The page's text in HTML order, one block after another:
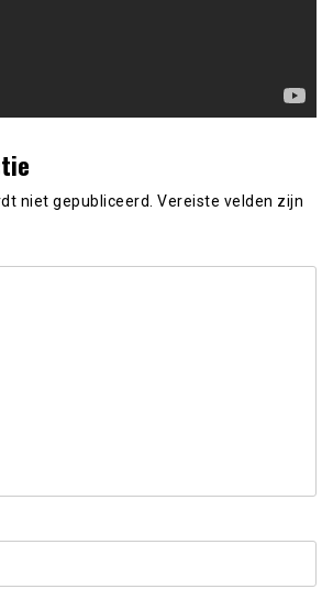
niet gepubliceerd. Vereiste velden zijn